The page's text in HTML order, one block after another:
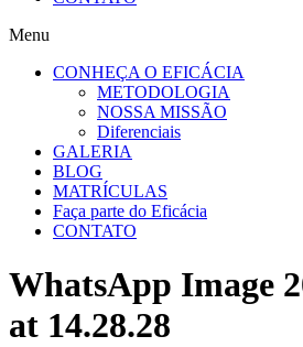
Menu
CONHEÇA O EFICÁCIA
METODOLOGIA
NOSSA MISSÃO
Diferenciais
GALERIA
BLOG
MATRÍCULAS
Faça parte do Eficácia
CONTATO
WhatsApp Image
at 14.28.28